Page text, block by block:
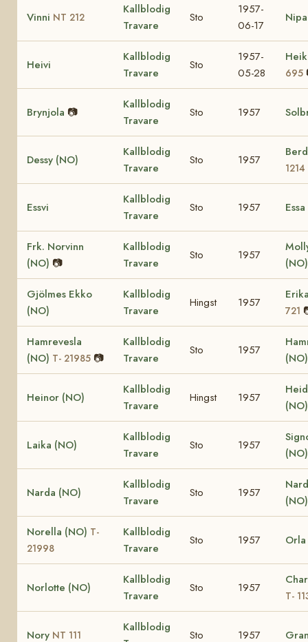
Vinni NT 212
Kallblodig
Travare
Sto
1957-
06-17
Nipa
Heivi
Kallblodig
Travare
Sto
1957-
05-28
695
Brynjola 📷
Kallblodig
Travare
Sto 1957
Dessy (NO)
Kallblodig
Travare
Sto 1957
1214
Essvi
Kallblodig
Travare
Sto 1957 Essa
Frk. Norvinn
(NO) 📷
Kallblodig
Travare
Sto 1957
Gjölmes Ekko
(NO)
Kallblodig
Travare
Hingst 1957
721
Hamrevesla
(NO) T- 21985 📷
Kallblodig
Travare
Sto 1957
Heinor (NO)
Kallblodig
Travare
Hingst 1957
Laika (NO)
Kallblodig
Travare
Sto 1957
Narda (NO)
Kallblodig
Travare
Sto 1957
(NO)
Norella (NO) T-
21998
Kallblodig
Travare
Sto 1957
Norlotte (NO)
Kallblodig
Travare
Sto 1957
T-
Nory NT 111
Kallblodig
Sto 1957